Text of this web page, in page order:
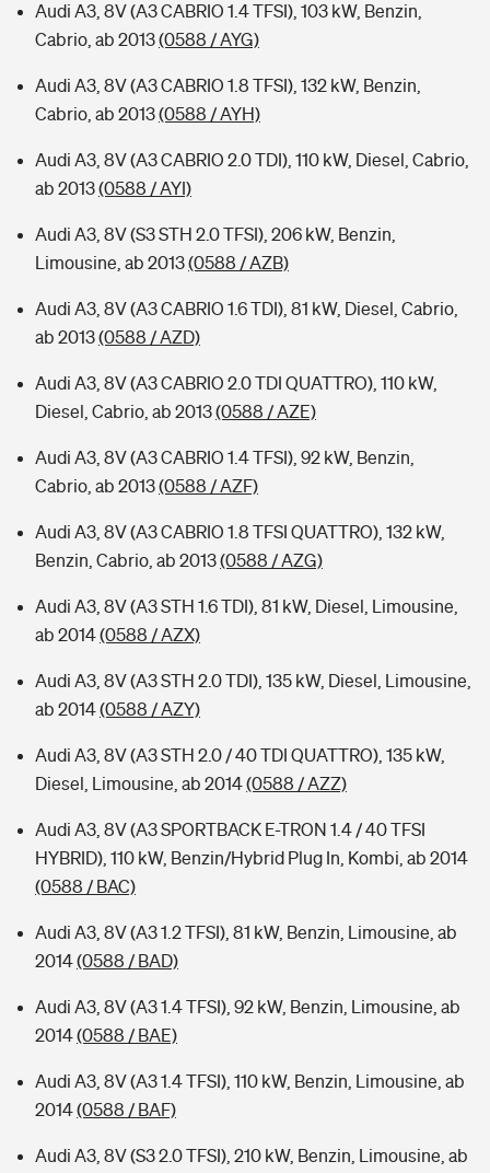
Audi A3, 8V (A3 CABRIO 1.4 TFSI), 103 kW, Benzin,
Cabrio, ab 2013(0588 / AYG)
Audi A3, 8V (A3 CABRIO 1.8 TFSI), 132 kW, Benzin,
Cabrio, ab 2013(0588 / AYH)
Audi A3, 8V (A3 CABRIO 2.0 TDI), 110 kW, Diesel, Cabrio,
ab 2013(0588 / AYI)
Audi A3, 8V (S3 STH 2.0 TFSI), 206 kW, Benzin,
Limousine, ab 2013(0588 / AZB)
Audi A3, 8V (A3 CABRIO 1.6 TDI), 81 kW, Diesel, Cabrio,
ab 2013(0588 / AZD)
Audi A3, 8V (A3 CABRIO 2.0 TDI QUATTRO), 110 kW,
Diesel, Cabrio, ab 2013(0588 / AZE)
Audi A3, 8V (A3 CABRIO 1.4 TFSI), 92 kW, Benzin,
Cabrio, ab 2013(0588 / AZF)
Audi A3, 8V (A3 CABRIO 1.8 TFSI QUATTRO), 132 kW,
Benzin, Cabrio, ab 2013(0588 / AZG)
Audi A3, 8V (A3 STH 1.6 TDI), 81 kW, Diesel, Limousine,
ab 2014(0588 / AZX)
Audi A3, 8V (A3 STH 2.0 TDI), 135 kW, Diesel, Limousine,
ab 2014(0588 / AZY)
Audi A3, 8V (A3 STH 2.0 / 40 TDI QUATTRO), 135 kW,
Diesel, Limousine, ab 2014(0588 / AZZ)
Audi A3, 8V (A3 SPORTBACK E-TRON 1.4 / 40 TFSI
HYBRID), 110 kW, Benzin/Hybrid Plug In, Kombi, ab 2014
(0588 / BAC)
Audi A3, 8V (A3 1.2 TFSI), 81 kW, Benzin, Limousine, ab
2014(0588 / BAD)
Audi A3, 8V (A3 1.4 TFSI), 92 kW, Benzin, Limousine, ab
2014(0588 / BAE)
Audi A3, 8V (A3 1.4 TFSI), 110 kW, Benzin, Limousine, ab
2014(0588 / BAF)
Audi A3, 8V (S3 2.0 TFSI), 210 kW, Benzin, Limousine, ab